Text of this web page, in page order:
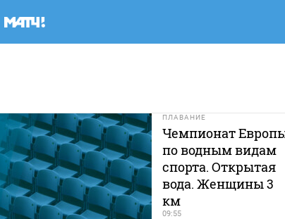
ПЛАВАНИЕ
Чемпионат
по водным видам
спорта. Открытая
вода. Женщины 3
км
09:55